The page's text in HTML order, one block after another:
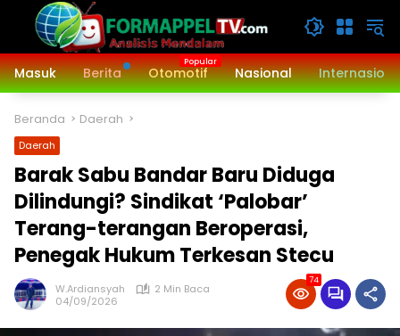
Langsung
konten
Masuk
Berita Otomotif Nasional
Beranda Daerah
Daerah
Barak Sabu Bandar Baru Diduga
Dilindungi? Sindikat ‘Palobar’
Terang-terangan Beroperasi,
Penegak Hukum Terkesan Stecu
W.Ardiansyah
2 Min Baca
04/09/2026
74